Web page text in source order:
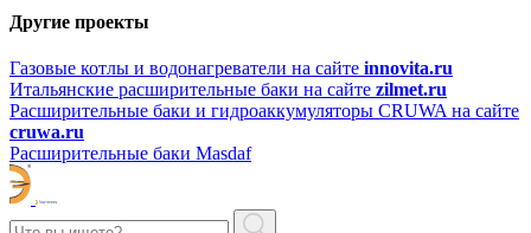
Другие проекты
Газовые котлы и водонагреватели на сайте innovita.ru
Итальянские расширительные баки на сайте zilmet.ru
Расширительные баки и гидроаккумуляторы CRUWA на сайте
cruwa.ru
Расширительные баки Masdaf